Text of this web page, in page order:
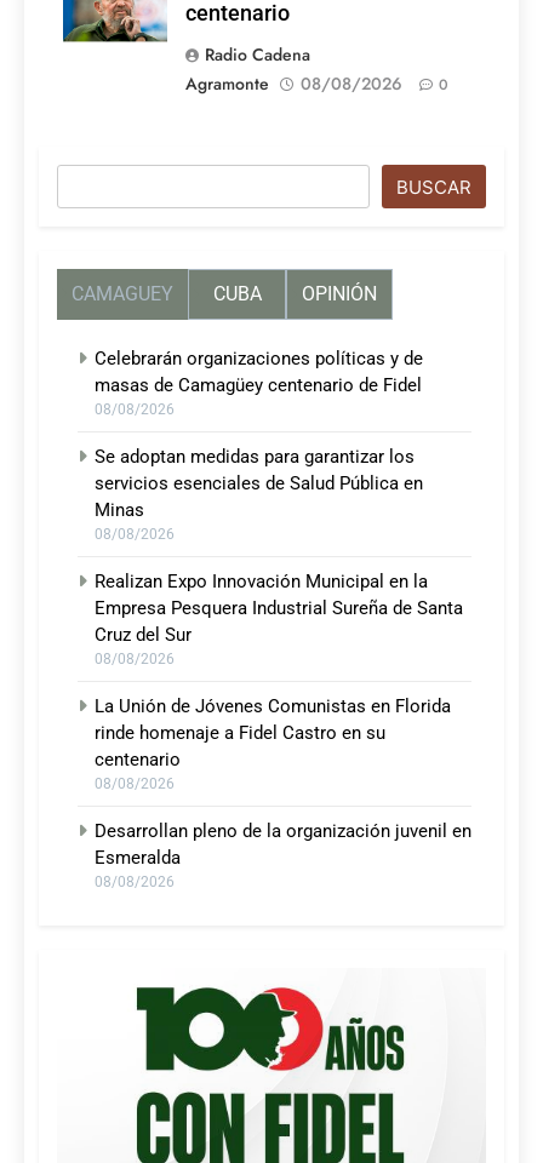
centenario
Radio Cadena
Agramonte
08/08/2026 0
BUSCAR
CAMAGUEY CUBA OPINIÓN
Celebrarán organizaciones políticas y de
masas de Camagüey centenario de Fidel
08/08/2026
Se adoptan medidas para garantizar los
servicios esenciales de Salud Pública en
Minas
08/08/2026
Realizan Expo Innovación Municipal en la
Empresa Pesquera Industrial Sureña de Santa
Cruz del Sur
08/08/2026
La Unión de Jóvenes Comunistas en Florida
rinde homenaje a Fidel Castro en su
centenario
08/08/2026
Desarrollan pleno de la organización juvenil en
Esmeralda
08/08/2026